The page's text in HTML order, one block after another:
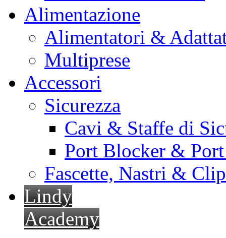
Alimentazione
Alimentatori &
Multiprese
Accessori
Sicurezza
Cavi & Staffe di
Port Blocker &
Fascette, Nastri &
Lindy
Academy